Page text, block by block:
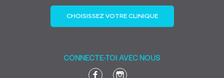
CHOISISSEZ VOTRE CLINIQUE
CONNECTE-TOI AVEC NOUS